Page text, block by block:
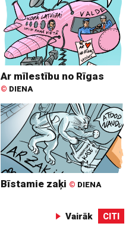
Ar mīlestību no Rīgas
© DIENA
Bīstamie zaķi © DIENA
Vairāk CITI